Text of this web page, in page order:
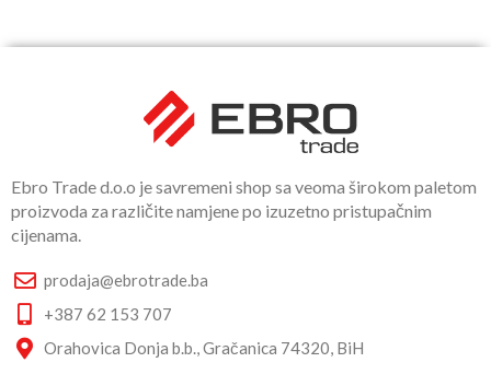
Ebro Trade d.o.o je savremeni shop sa veoma širokom paletom
proizvoda za različite namjene po izuzetno pristupačnim
cijenama.
prodaja@ebrotrade.ba
+387 62 153 707
Orahovica Donja b.b., Gračanica 74320, BiH